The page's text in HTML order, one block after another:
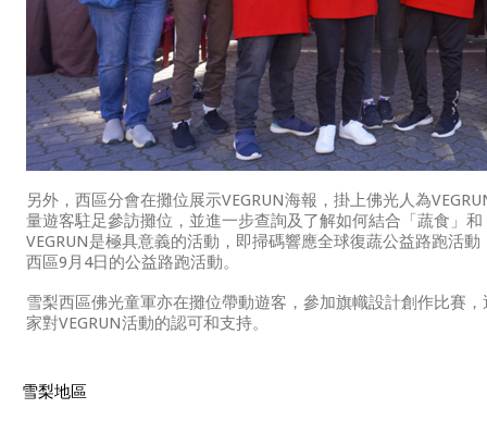
另外，西區分會在攤位展示VEGRUN海報，掛上佛光人為
量遊客駐足參訪攤位，並進一步查詢及了解如何結合「蔬食」
VEGRUN是極具意義的活動，即掃碼響應全球復蔬公益路跑活
西區9月4日的公益路跑活動。
雪梨西區佛光童軍亦在攤位帶動遊客，參加旗幟設計創作比賽
家對VEGRUN活動的認可和支持。
雪梨地區